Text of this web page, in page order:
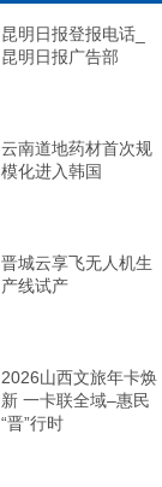
昆明日报登报电话_
昆明日报广告部
云南道地药材首次规
模化进入韩国
晋城云享飞无人机生
产线试产
2026山西文旅年卡焕
新 一卡联全域–惠民
“晋”行时